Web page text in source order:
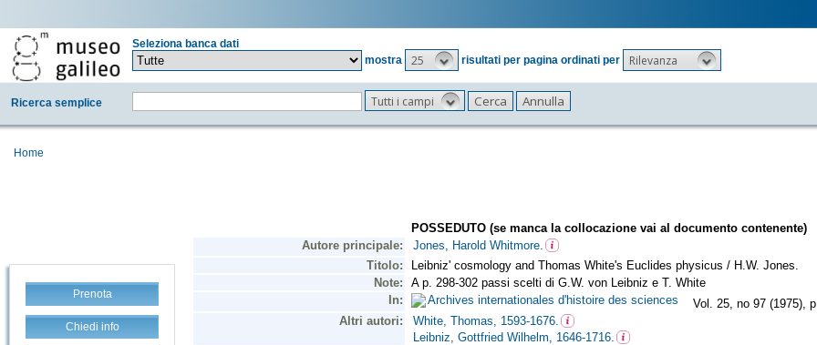
Seleziona banca dati
mostra
25 risultati per pagina ordinati per Rilevanza
Ricerca semplice Tutti i campi
Home
Prenota
Chiedi info